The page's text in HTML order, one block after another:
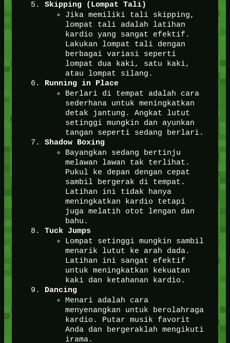
Skipping (Lompat Tali)
Jika memiliki tali skipping,
lompat tali adalah latihan
kardio yang sangat efektif.
Lakukan lompat tali dengan
berbagai variasi seperti
lompat dua kaki, satu kaki,
atau lompat silang.
Running in Place
Berlari di tempat adalah cara
sederhana untuk meningkatkan
detak jantung. Angkat lutut
setinggi mungkin dan ayunkan
tangan seperti sedang berlari.
Shadow Boxing
Bayangkan sedang bertinju
melawan lawan tak terlihat.
Pukul ke depan dengan cepat
sambil bergerak di tempat.
Latihan ini tidak hanya
meningkatkan kardio tetapi
juga melatih otot lengan dan
bahu.
Tuck Jumps
Lompat setinggi mungkin sambil
menarik lutut ke arah dada.
Latihan ini sangat efektif
untuk meningkatkan kekuatan
kaki dan ketahanan kardio.
Dancing
Menari adalah cara
menyenangkan untuk berolahraga
kardio. Putar musik favorit
Anda dan bergeraklah mengikuti
irama.